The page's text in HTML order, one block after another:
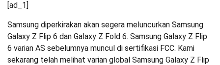
[ad_1]
Samsung diperkirakan akan segera meluncurkan Samsung
Galaxy Z Flip 6 dan Galaxy Z Fold 6. Samsung Galaxy Z Flip
6 varian AS sebelumnya muncul di sertifikasi FCC. Kami
sekarang telah melihat varian global Samsung Galaxy Z Flip